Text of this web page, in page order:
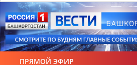
ПРЯМОЙ ЭФИР